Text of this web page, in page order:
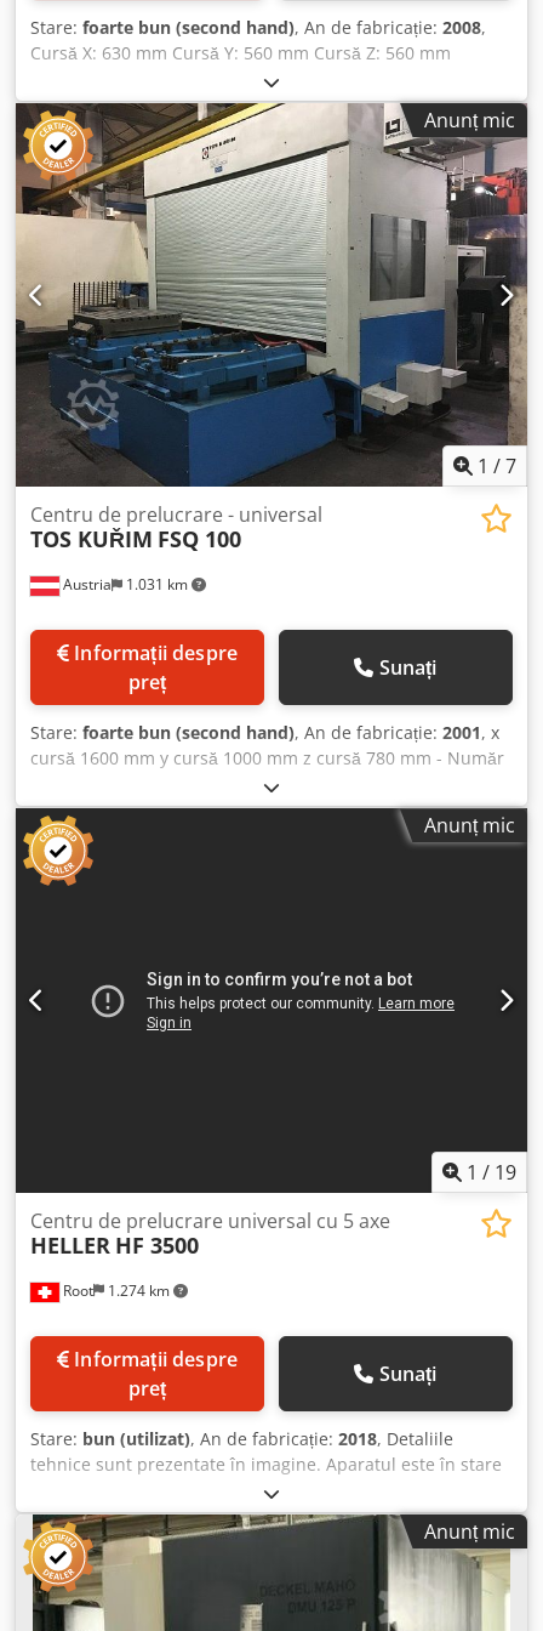
Stare: foarte bun (second hand), An de fabricație: 2008,
Cursă X: 630 mm Cursă Y: 560 mm Cursă Z: 560 mm
Control MillPlus HEIDENHAIN Dimensiuni masă –
longitudinal: 1000 mm Dimensiuni masă – transversal: 600
mm Turații ax principal: 12.000 rpm Număr de axe: 4
Avans rapid: 30 m/min Magazie scule: 24 poziții Greutatea
utilajului: aprox. 9 t DMU 60 monoBlock este în stare foarte
bună și disponibilă imediat. Chsdpfsvwgp Uex Am Hja
Accesorii: - Palpator de măsurare - Răcire prin sculă cu
presiune 50 bari (IKZ 50 bar)
Anunț mic
1 /7
Austria 1.031 km
Centru de prelucrare - universal
TOS KUŘIM FSQ 100
preț
Sunați
Stare: foarte bun (second hand), An de fabricație: 2001, x
cursă 1600 mm y cursă 1000 mm z cursă 780 mm - Număr
axe de prelucrare (fără axe paralele) 5 - Cursă axă X 1600
mm - Cursă axă Y 1000 mm - Cursă axă Z 780 mm -
Suprafață de prindere (stânga-dreapta) 1000 mm -
Suprafață de prindere (față-spate) 1000 mm - Greutate
maximă piesă de prelucrat 6000 kg - - Poziționare 0.001 ° -
mm - Lățime palet 1000 mm - Număr palete 2 - Spațiu
necesar -stânga/dreapta- 6400 mm - Spațiu necesar -
față/spate- 6900 mm - Înălțime totală 4000 mm - Greutate
Anunț mic
1 / 19
Root 1.274 km
Centru de prelucrare universal cu 5 axe
HELLER HF 3500
preț
Sunați
Stare: bun (utilizat), An de fabricație: 2018, Detaliile
tehnice sunt prezentate în imagine. Aparatul este în stare
bună. Chjdpozrniuefx Am Hoa Piesele indicate cu mâna nu
sunt incluse.
Anunț mic